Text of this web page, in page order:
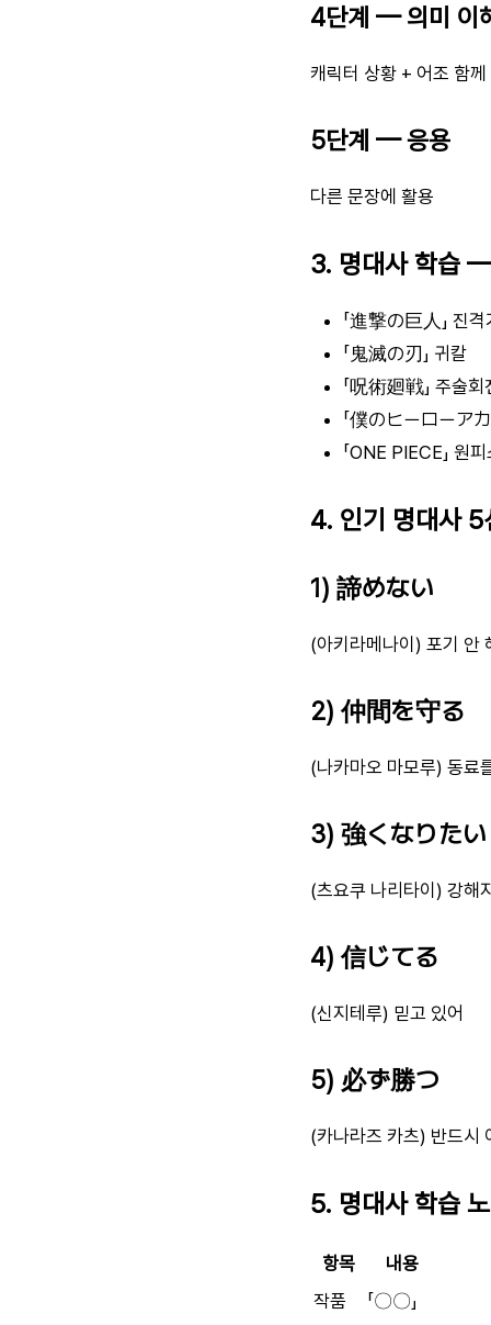
4단계 — 의미 이
캐릭터 상황 + 어조 함께
5단계 — 응용
다른 문장에 활용
3. 명대사 학습
「進撃の巨人」 진격
「鬼滅の刃」 귀칼
「呪術廻戦」 주술회
「僕のヒーローア
「ONE PIECE」 원피
4. 인기 명대사 5
1) 諦めない
(아키라메나이) 포기 안
2) 仲間を守る
(나카마오 마모루) 동료
3) 強くなりたい
(츠요쿠 나리타이) 강해
4) 信じてる
(신지테루) 믿고 있어
5) 必ず勝つ
(카나라즈 카츠) 반드시
5. 명대사 학습
항목
내용
작품
「〇〇」